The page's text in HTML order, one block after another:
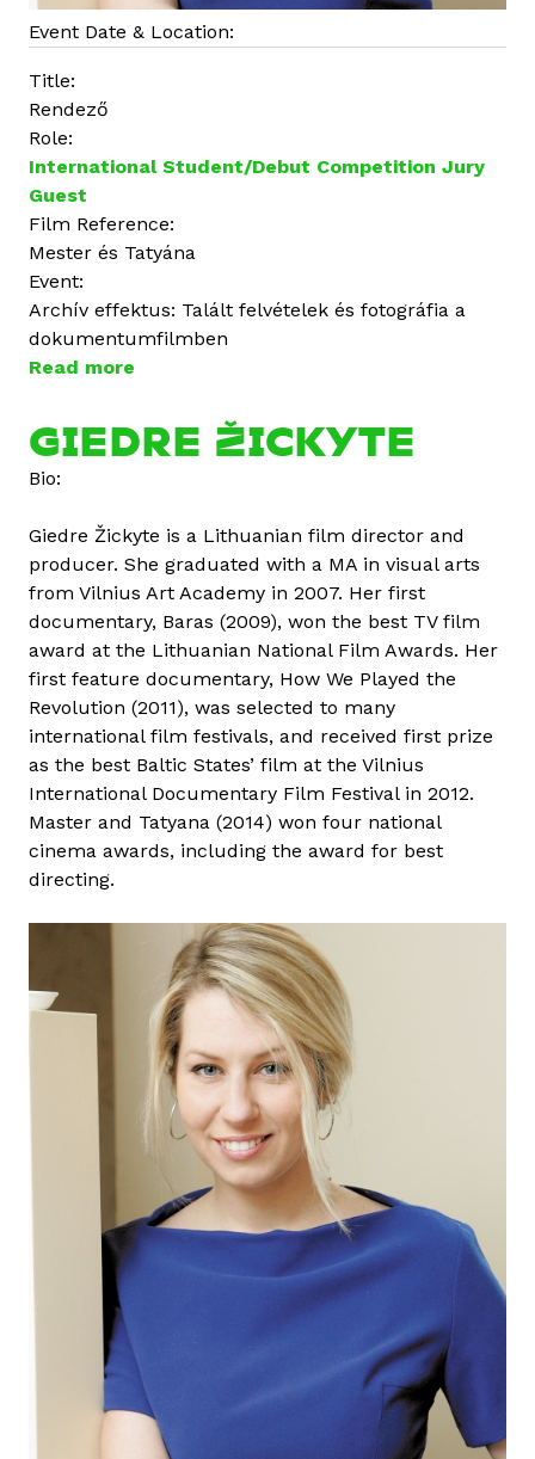
Event Date & Location:
Title:
Rendező
Role:
International Student/Debut Competition Jury
Guest
Film Reference:
Mester és Tatyána
Event:
Archív effektus: Talált felvételek és fotográfia a
dokumentumfilmben
Read more
o
u
i
e
d
r
e
Ž
i
c
k
y
t
e
GIEDRE ŽICKYTE
Bio:
Giedre Žickyte is a Lithuanian film director and
producer. She graduated with a MA in visual arts
from Vilnius Art Academy in 2007. Her first
documentary, Baras (2009), won the best TV film
award at the Lithuanian National Film Awards. Her
first feature documentary, How We Played the
Revolution (2011), was selected to many
international film festivals, and received first prize
as the best Baltic States’ film at the Vilnius
International Documentary Film Festival in 2012.
Master and Tatyana (2014) won four national
cinema awards, including the award for best
directing.